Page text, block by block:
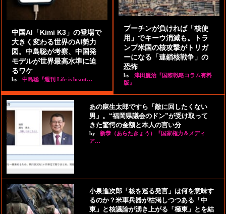
中国AI「Kimi K3」の登場で
大きく変わる世界のAI勢力
図。中島聡が考察、中国発
モデルが世界最高水準に迫
るワケ
by 中島聡『週刊 Life is beaut…
プーチンが負ければ「核使
用」でキーウ消滅も。トラ
ンプ米国の核攻撃がトリガ
ーになる「連鎖核戦争」の
恐怖
by
津田慶治『国際戦略コラム有料
版』
あの麻生太郎ですら「敵に回したくない
男」。“福岡県議会のドン”が受け取って
きた驚愕の金額と本人の言い分
by
新恭（あらたきょう）『国家権力＆メディ
ア…
小泉進次郎「核を巡る発言」は何を意味す
るのか？米軍兵器が枯渇しつつある「中
東」と核議論が湧き上がる「極東」とを結